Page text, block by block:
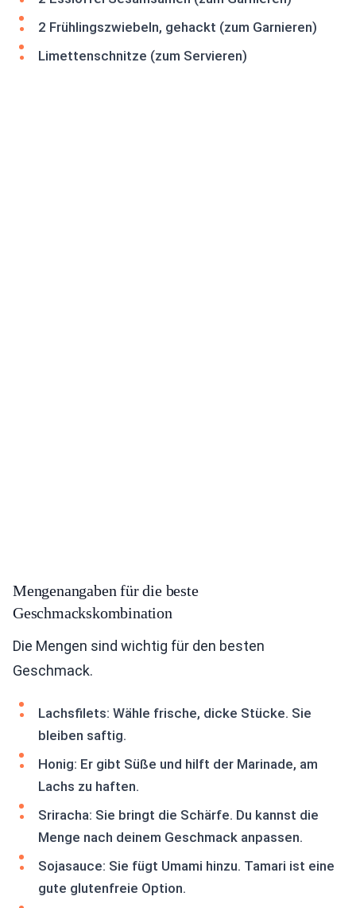
2 Frühlingszwiebeln, gehackt (zum Garnieren)
Limettenschnitze (zum Servieren)
Mengenangaben für die beste
Geschmackskombination
Die Mengen sind wichtig für den besten
Geschmack.
Lachsfilets: Wähle frische, dicke Stücke. Sie
bleiben saftig.
Honig: Er gibt Süße und hilft der Marinade, am
Lachs zu haften.
Sriracha: Sie bringt die Schärfe. Du kannst die
Menge nach deinem Geschmack anpassen.
Sojasauce: Sie fügt Umami hinzu. Tamari ist eine
gute glutenfreie Option.